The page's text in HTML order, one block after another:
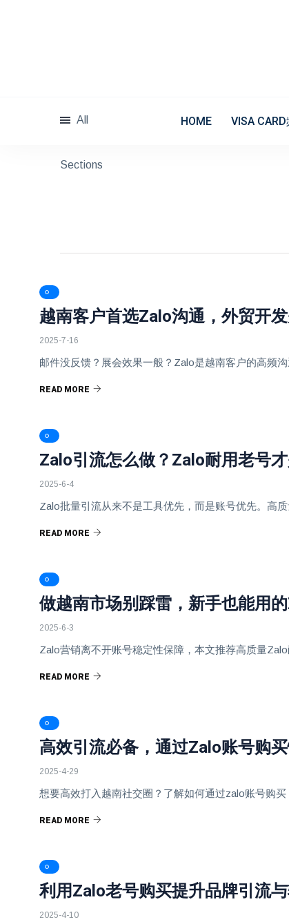
All
Sections
HOME VISA
越南客户首选Zalo沟通，外贸开
2025-7-16
邮件没反馈？展会效果一般？Zalo是越南客户的高频
READ MORE
Zalo引流怎么做？Zalo耐用老号
2025-6-4
Zalo批量引流从来不是工具优先，而是账号优先。高
READ MORE
做越南市场别踩雷，新手也能用
2025-6-3
Zalo营销离不开账号稳定性保障，本文推荐高质量
READ MORE
高效引流必备，通过Zalo账号购
2025-4-29
想要高效打入越南社交圈？了解如何通过zalo账号购
READ MORE
利用Zalo老号购买提升品牌引流
2025-4-10